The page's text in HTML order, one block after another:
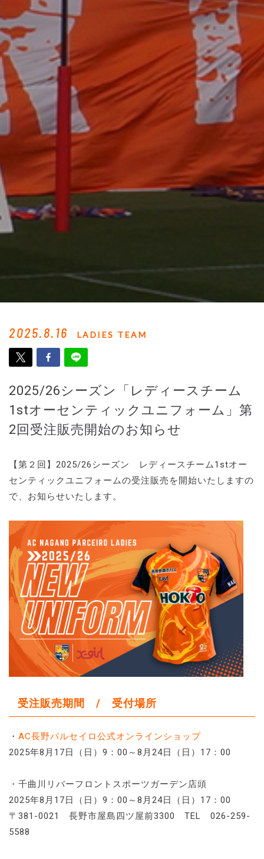
2025.8.16 LADIES TEAM
2025/26シーズン「レディースチーム
1stオーセンティックユニフォーム」第
2回受注販売開始のお知らせ
【第２回】2025/26シーズン レディースチーム1stオー
センティックユニフォームの受注販売を開始いたしますの
で、お知らせいたします。
受注販売期間 / 受付場所
・ AC長野パルセイロ公式オンラインショップ
2025年8月17日（日）9：00～8月24日（日）17：00
・千曲川リバーフロントスポーツガーデン店頭
2025年8月17日（日）9：00～8月24日（日）17：00
〒381-0021 長野市屋島四ツ屋前3300 TEL 026-259-
5588